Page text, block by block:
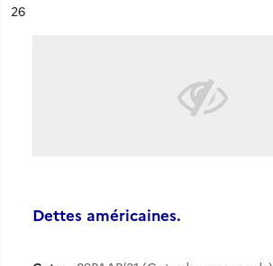
n°
26
Dettes américaines.